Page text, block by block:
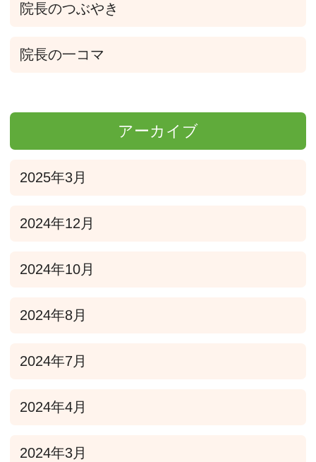
院長のつぶやき
院長の一コマ
アーカイブ
2025年3月
2024年12月
2024年10月
2024年8月
2024年7月
2024年4月
2024年3月